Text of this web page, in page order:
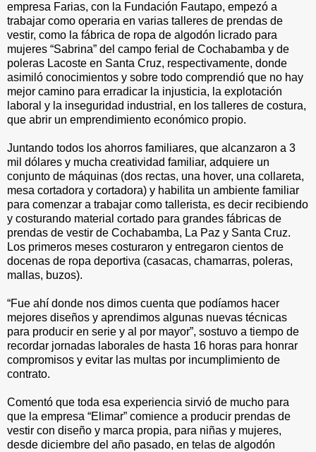
empresa Farias, con la Fundación Fautapo, empezó a
trabajar como operaria en varias talleres de prendas de
vestir, como la fábrica de ropa de algodón licrado para
mujeres “Sabrina” del campo ferial de Cochabamba y de
poleras Lacoste en Santa Cruz, respectivamente, donde
asimiló conocimientos y sobre todo comprendió que no hay
mejor camino para erradicar la injusticia, la explotación
laboral y la inseguridad industrial, en los talleres de costura,
que abrir un emprendimiento económico propio.
Juntando todos los ahorros familiares, que alcanzaron a 3
mil dólares y mucha creatividad familiar, adquiere un
conjunto de máquinas (dos rectas, una hover, una collareta,
mesa cortadora y cortadora) y habilita un ambiente familiar
para comenzar a trabajar como tallerista, es decir recibiendo
y costurando material cortado para grandes fábricas de
prendas de vestir de Cochabamba, La Paz y Santa Cruz.
Los primeros meses costuraron y entregaron cientos de
docenas de ropa deportiva (casacas, chamarras, poleras,
mallas, buzos).
“Fue ahí donde nos dimos cuenta que podíamos hacer
mejores diseños y aprendimos algunas nuevas técnicas
para producir en serie y al por mayor”, sostuvo a tiempo de
recordar jornadas laborales de hasta 16 horas para honrar
compromisos y evitar las multas por incumplimiento de
contrato.
Comentó que toda esa experiencia sirvió de mucho para
que la empresa “Elimar” comience a producir prendas de
vestir con diseño y marca propia, para niñas y mujeres,
desde diciembre del año pasado, en telas de algodón